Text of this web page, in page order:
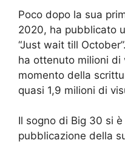
Poco dopo la sua
2020, ha pubblicato
“Just wait till
ha ottenuto milioni di
momento della
quasi 1,9 milioni di
Il sogno di Big 30 si
pubblicazione della